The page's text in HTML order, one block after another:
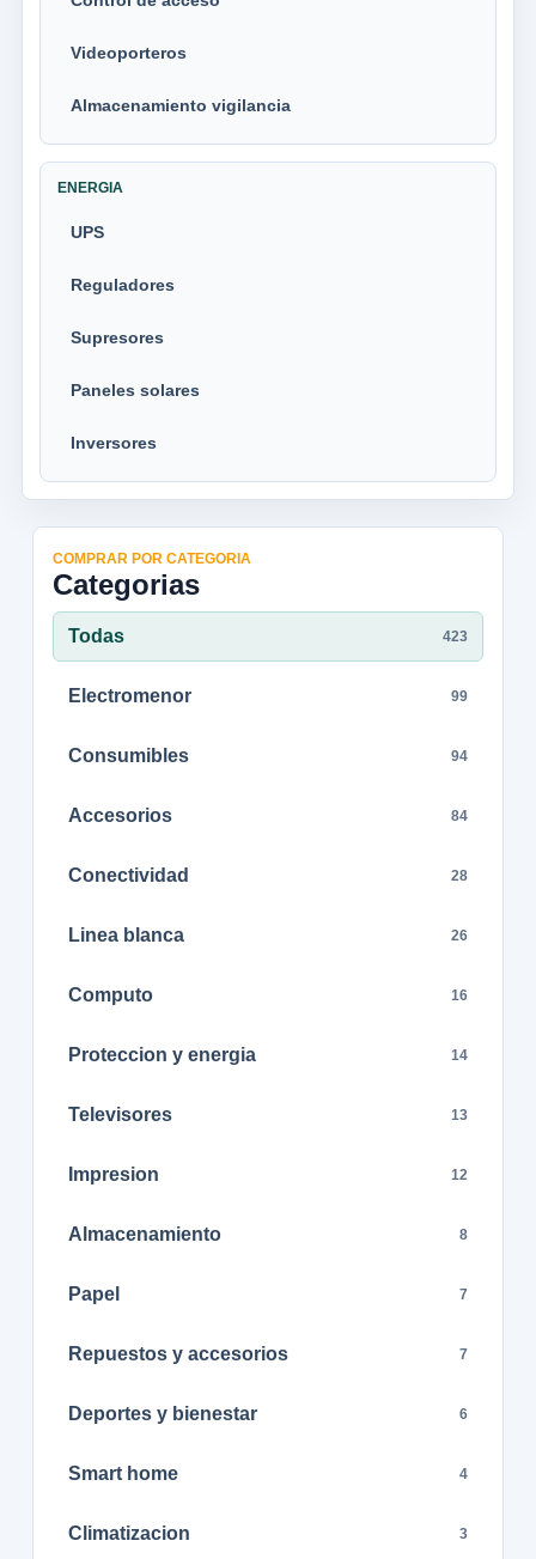
Videoporteros
Almacenamiento vigilancia
ENERGIA
UPS
Reguladores
Supresores
Paneles solares
Inversores
COMPRAR POR CATEGORIA
Categorias
Todas 423
Electromenor 99
Consumibles 94
Accesorios 84
Conectividad 28
Linea blanca 26
Computo 16
Proteccion y energia 14
Televisores 13
Impresion 12
Almacenamiento 8
Papel 7
Repuestos y accesorios 7
Deportes y bienestar 6
Smart home 4
Climatizacion 3